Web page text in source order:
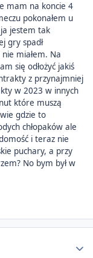
mam na koncie 4
pokonałem u
jestem tak
gry spadł
miałem. Na
się odłożyć jakiś
z przynajmniej
w 2023 w innych
które muszą
gdzie to
chłopaków ale
i teraz nie
puchary, a przy
No bym był w